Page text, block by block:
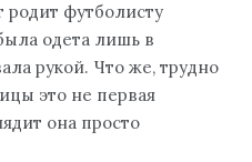
родит футболисту
одета лишь в
рукой. Что же, трудно
это не первая
она просто